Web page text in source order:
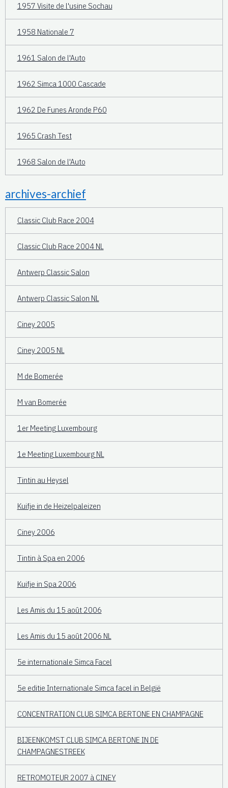
1957 Visite de l'usine Sochau
1958 Nationale 7
1961 Salon de l'Auto
1962 Simca 1000 Cascade
1962 De Funes Aronde P60
1965 Crash Test
1968 Salon de l'Auto
archives-archief
Classic Club Race 2004
Classic Club Race 2004 NL
Antwerp Classic Salon
Antwerp Classic Salon NL
Ciney 2005
Ciney 2005 NL
M de Bomerée
M van Bomerée
1er Meeting Luxembourg
1e Meeting Luxembourg NL
Tintin au Heysel
Kuifje in de Heizelpaleizen
Ciney 2006
Tintin à Spa en 2006
Kuifje in Spa 2006
Les Amis du 15 août 2006
Les Amis du 15 août 2006 NL
5e internationale Simca Facel
5e editie Internationale Simca facel in België
CONCENTRATION CLUB SIMCA BERTONE EN CHAMPAGNE
BIJEENKOMST CLUB SIMCA BERTONE IN DE
CHAMPAGNESTREEK
RETROMOTEUR 2007 à CINEY